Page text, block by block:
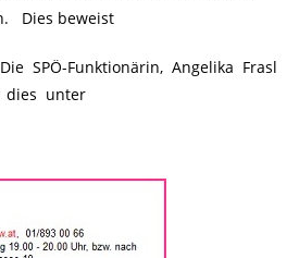
Dies beweist
SPÖ-Funktionärin, Angelika Frasl
dies unter